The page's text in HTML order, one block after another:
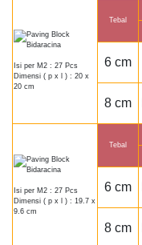
Isi per M2 : 27 Pcs
Dimensi ( p x l ) : 20 x
20 cm
Tebal
6 cm
8 cm
Isi per M2 : 27 Pcs
Dimensi ( p x l ) : 19.7 x
9.6 cm
Tebal
6 cm
8 cm